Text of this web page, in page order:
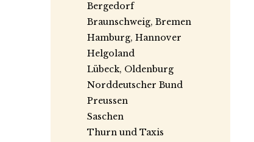
Bergedorf
Braunschweig, Bremen
Hamburg, Hannover
Helgoland
Lübeck, Oldenburg
Norddeutscher Bund
Preussen
Saschen
Thurn und Taxis